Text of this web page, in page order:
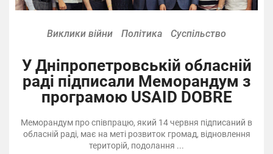
Виклики війни Політика Суспільство
У Дніпропетровській обласній
раді підписали Меморандум з
програмою USAID DOBRE
Меморандум про співпрацю, який 14 червня підписаний в
обласній раді, має на меті розвиток громад, відновлення
територій, подолання ...